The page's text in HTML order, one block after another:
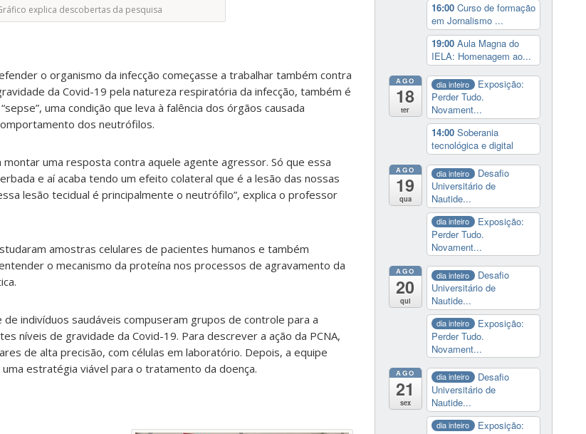
explica descobertas da pesquisa
o organismo da infecção começasse a trabalhar também contra
da Covid-19 pela natureza respiratória da infecção, também é
uma condição que leva à falência dos órgãos causada
dos neutrófilos.
uma resposta contra aquele agente agressor. Só que essa
e aí acaba tendo um efeito colateral que é a lesão das nossas
lesão tecidual é principalmente o neutrófilo”, explica o professor
amostras celulares de pacientes humanos e também
o mecanismo da proteína nos processos de agravamento da
indivíduos saudáveis compuseram grupos de controle para a
níveis de gravidade da Covid-19. Para descrever a ação da PCNA,
de alta precisão, com células em laboratório. Depois, a equipe
estratégia viável para o tratamento da doença.
16:00 Curso de formação
em Jornalismo ...
19:00 Aula Magna do
IELA: Homenagem ao...
AGO
18
ter
dia inteiro
Exposição:
Perder Tudo.
Novament...
14:00 Soberania
tecnológica e digital
AGO
19
qua
dia inteiro
Desafio
Universitário de
Nautide...
dia inteiro
Exposição:
Perder Tudo.
Novament...
AGO
20
qui
dia inteiro
Desafio
Universitário de
Nautide...
dia inteiro
Exposição:
Perder Tudo.
Novament...
AGO
21
sex
dia inteiro
Desafio
Universitário de
Nautide...
dia inteiro
Exposição: